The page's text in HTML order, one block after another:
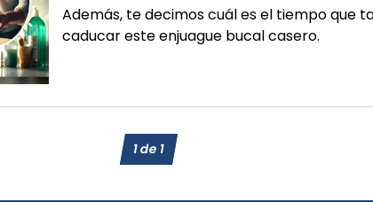
Además, te decimos cuál es el tiempo que
caducar este enjuague bucal casero.
1de1